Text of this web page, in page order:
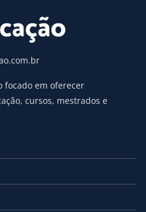
focado em oferecer
cursos, mestrados e